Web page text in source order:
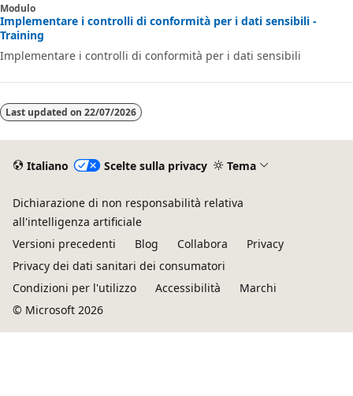
Modulo
Implementare i controlli di conformità per i dati sensibili -
Training
Implementare i controlli di conformità per i dati sensibili
Last updated on 22/07/2026
Italiano Scelte sulla privacy Tema
Dichiarazione di non responsabilità relativa
all'intelligenza artificiale
Versioni precedenti
Blog Collabora
Privacy
Privacy dei dati sanitari dei consumatori
Condizioni per l'utilizzo
Accessibilità
Marchi
© Microsoft 2026